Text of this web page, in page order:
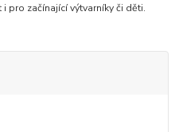
pro začínající výtvarníky či děti.